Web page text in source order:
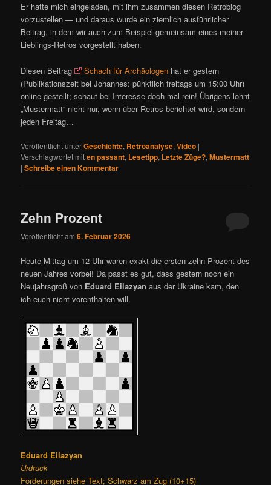
Er hatte mich eingeladen, mit ihm zusammen diesen Retroblog
vorzustellen — und daraus wurde ein ziemlich ausführlicher
Beitrag, in dem wir auch zum Beispiel gemeinsam eines meiner
Lieblings-Retros vorgestellt haben.
Diesen Beitrag Schach für Archäologen hat er gestern
(Publikationszeit bei Johannes: pünktlich freitags um 15:00 Uhr)
online gestellt; schaut bei Interesse doch mal rein! Übrigens lohnt
„Mustermatt“ nicht nur, wenn über Retros berichtet wird, sondern
jeden Freitag…
Veröffentlicht unterGeschichte, Retroanalyse,Video |
Verschlagwortet miten passant, Lesetipp, Letzte Züge?,Mustermatt
|Schreibe einen Kommentar
Zehn Prozent
Veröffentlicht am6. Februar 2026
Heute Mittag um 12 Uhr waren exakt die ersten zehn Prozent des
neuen Jahres vorbei! Da passt es gut, dass gestern noch ein
Neujahrsgroß von Eduard Eilazyanaus der Ukraine kam, den
ich euch nicht vorenthalten will.
Eduard Eilazyan
Urdruck
Forderungen siehe Text; Schwarz am Zug (10+15)